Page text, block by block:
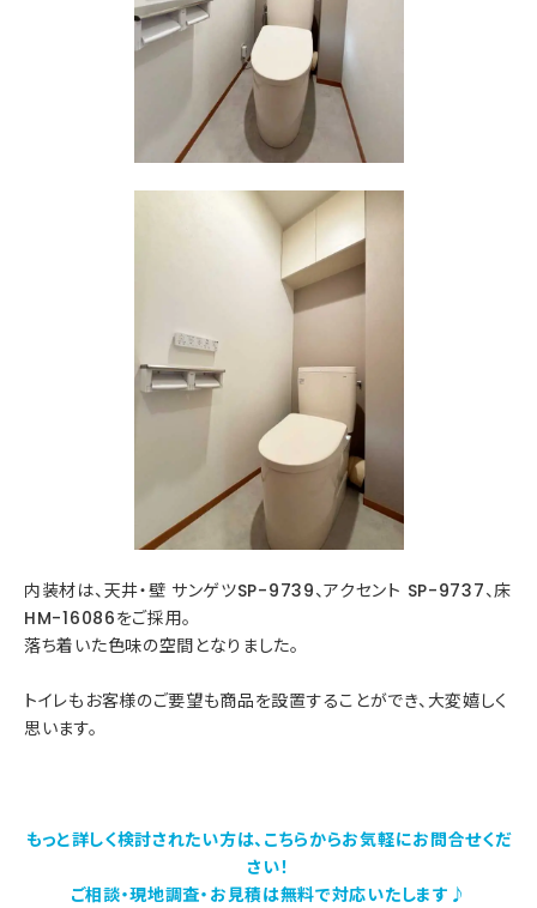
内装材は、天井・壁 サンゲツSP-9739、アクセント SP-9737、床
HM-16086をご採用。
落ち着いた色味の空間となりました。
トイレもお客様のご要望も商品を設置することができ、大変嬉しく
思います。
もっと詳しく検討されたい方は、こちらからお気軽にお問合せくだ
さい！
ご相談・現地調査・お見積は無料で対応いたします♪